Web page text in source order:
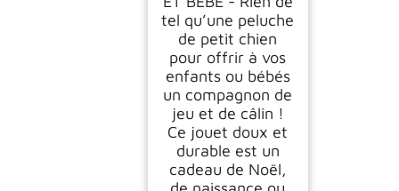
tel qu’une peluche
de petit chien
pour offrir à vos
enfants ou bébés
un compagnon de
jeu et de câlin !
Ce jouet doux et
durable est un
cadeau de Noël,